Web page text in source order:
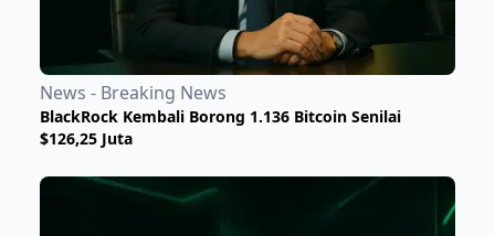
News - Breaking News
BlackRock Kembali Borong 1.136 Bitcoin Senilai
$126,25 Juta